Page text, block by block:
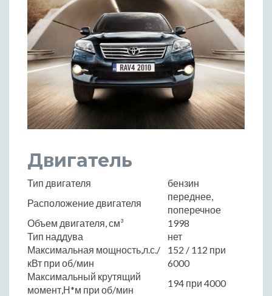
Двигатель
Тип двигателя
бензин
Расположение двигателя
переднее,
поперечное
Объем двигателя, см³
1998
Тип наддува
нет
Максимальная мощность,л.с./
кВт при об/мин
152 / 112 при
6000
Максимальный крутящий
момент,Н*м при об/мин
194 при 4000